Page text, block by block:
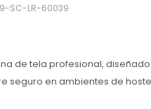
SC-LR-60039
de tela profesional,
seguro en ambientes de